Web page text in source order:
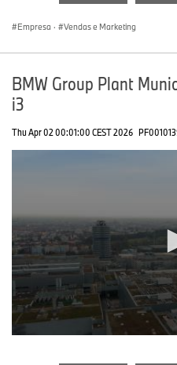
Empresa · Vendas e Marketing
BMW Group Plant
i3
Thu Apr 02 00:01:00 CEST 2026